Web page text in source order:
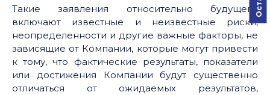
Такие заявления относительно будущего
включают известные и неизвестные риски,
неопределенности и другие важные факторы, не
зависящие от Компании, которые могут привести
к тому, что фактические результаты, показатели
или достижения Компании будут существенно
отличаться от ожидаемых результатов,